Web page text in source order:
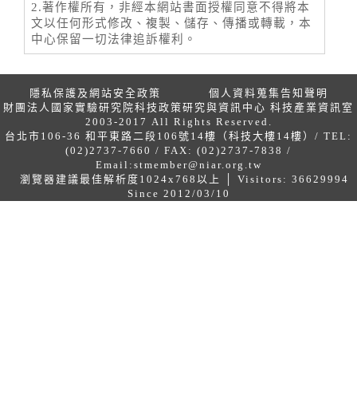
2.著作權所有，非經本網站書面授權同意不得將本
文以任何形式修改、複製、儲存、傳播或轉載，本
中心保留一切法律追訴權利。
隱私保護及網站安全政策
個人資料蒐集告知聲明
財團法人國家實驗研究院科技政策研究與資訊中心 科技產業資訊室
2003-2017 All Rights Reserved.
台北市106-36 和平東路二段106號14樓（科技大樓14樓）/ TEL:
(02)2737-7660 / FAX: (02)2737-7838 /
Email: stmember@niar.org.tw
瀏覽器建議最佳解析度1024x768以上 │ Visitors: 36629994
Since 2012/03/10